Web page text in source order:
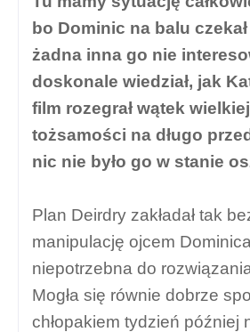
bo Dominic na balu
żadna inna go nie
doskonale wiedział, jak
film rozegrał wątek
tożsamości na długo
nic nie było go w stanie
Plan Deirdry zakładał tak
manipulację ojcem
niepotrzebna do
Mogła się równie dobrze
chłopakiem tydzień później